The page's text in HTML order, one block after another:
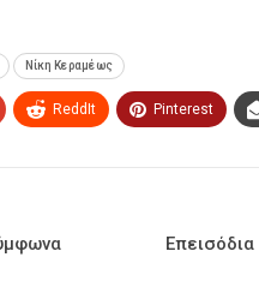
Νίκη Κεραμέως
ReddIt Pinterest